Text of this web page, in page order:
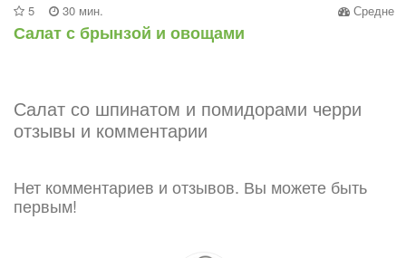
5 30 мин. Средне
Салат с брынзой и овощами
Салат со шпинатом и помидорами черри
отзывы и комментарии
Нет комментариев и отзывов. Вы можете быть
первым!